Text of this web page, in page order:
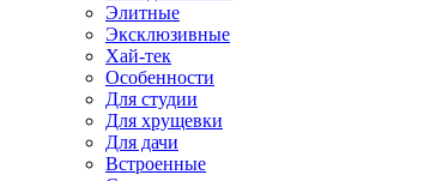
Элитные
Эксклюзивные
Хай-тек
Особенности
Для студии
Для хрущевки
Для дачи
Встроенные